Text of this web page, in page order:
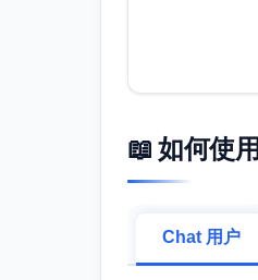
📖 如何使用
Chat 用户